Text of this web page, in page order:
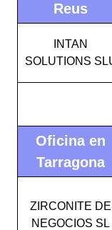
Reus
INTAN
SOLUTIONS
Oficina en
Tarragona
ZIRCONITE DE
NEGOCIOS SL